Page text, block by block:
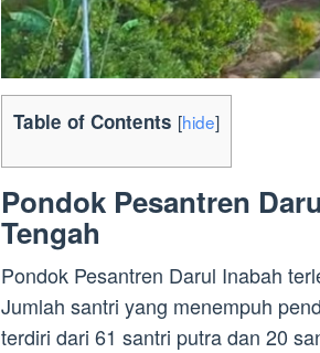
Table of Contents [hide]
Pondok Pesantren
Tengah
Pondok Pesantren Darul Inabah
Jumlah santri yang menempuh
terdiri dari 61 santri putra dan 20